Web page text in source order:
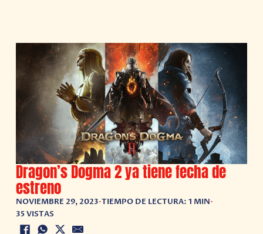
Dragon’s Dogma 2 ya tiene fecha de
estreno
NOVIEMBRE 29, 2023•TIEMPO DE LECTURA: 1 MIN•
35 VISTAS